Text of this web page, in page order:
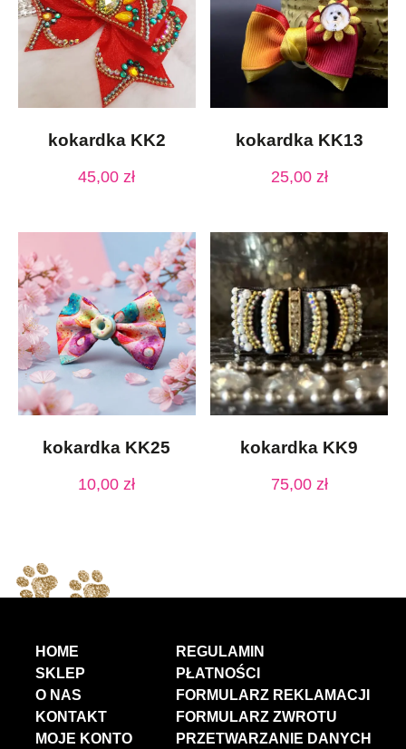
kokardka KK2
45,00zł
kokardka KK13
25,00 zł
kokardka KK25
10,00 zł
kokardka KK9
75,00 zł
HOME
SKLEP
O NAS
KONTAKT
MOJE KONTO
REGULAMIN
PŁATNOŚCI
FORMULARZ REKLAMACJI
FORMULARZ ZWROTU
PRZETWARZANIE DANYCH